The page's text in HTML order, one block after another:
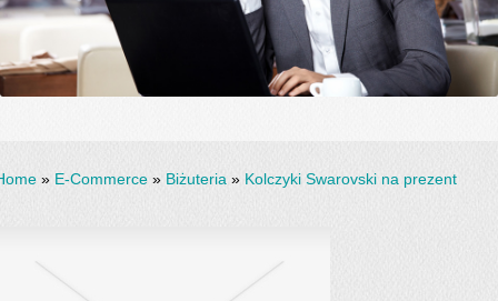
» E-Commerce » Biżuteria » Kolczyki Swarovski na prezent